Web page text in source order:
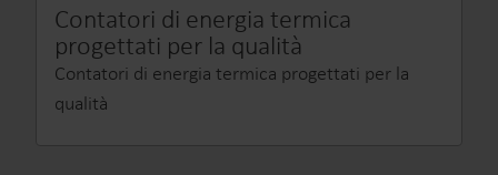
Contatori di energia termica
progettati per la qualità
Contatori di energia termica progettati per la
qualità